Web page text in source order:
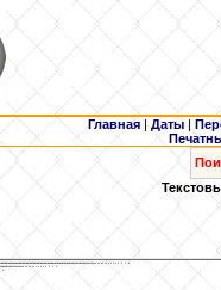
Главная | Даты |